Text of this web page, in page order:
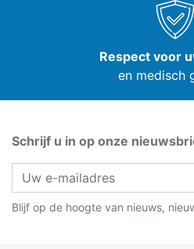
Respect voor
en medisch
Schrijf u in op onze
Blijf op de hoogte van nieuws,